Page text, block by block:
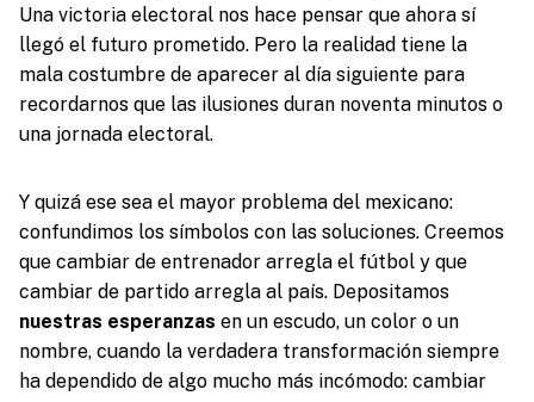
Una victoria electoral nos hace pensar que ahora sí
llegó el futuro prometido. Pero la realidad tiene la
mala costumbre de aparecer al día siguiente para
recordarnos que las ilusiones duran noventa minutos o
una jornada electoral.
Y quizá ese sea el mayor problema del mexicano:
confundimos los símbolos con las soluciones. Creemos
que cambiar de entrenador arregla el fútbol y que
cambiar de partido arregla al país. Depositamos
nuestras esperanzas en un escudo, un color o un
nombre, cuando la verdadera transformación siempre
ha dependido de algo mucho más incómodo: cambiar